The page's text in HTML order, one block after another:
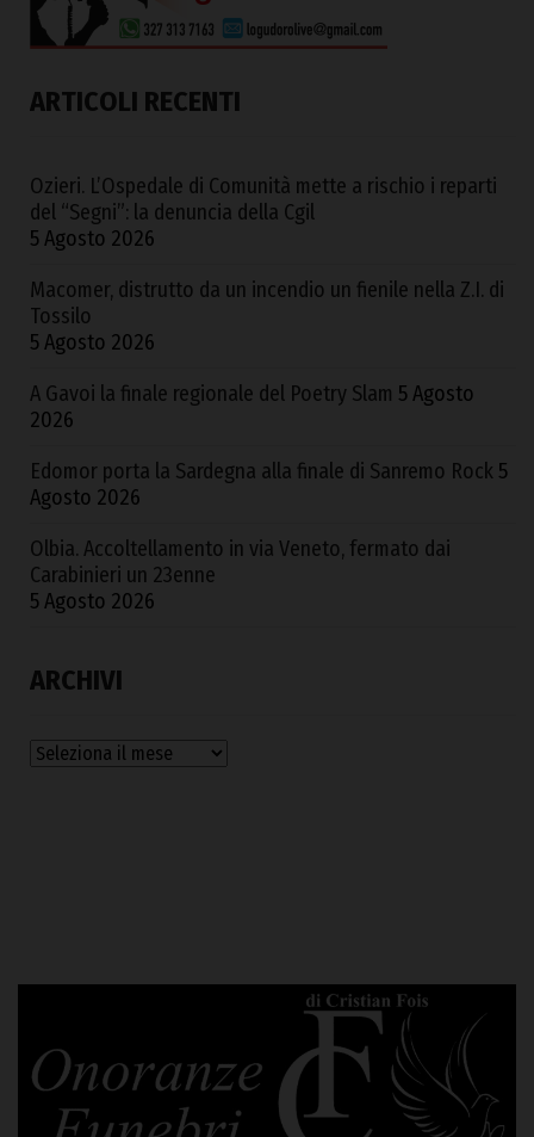
ARTICOLI RECENTI
Ozieri. L’Ospedale di Comunità mette a rischio i reparti
del “Segni”: la denuncia della Cgil
5 Agosto 2026
Macomer, distrutto da un incendio un fienile nella Z.I. di
Tossilo
5 Agosto 2026
A Gavoi la finale regionale del Poetry Slam 5 Agosto
2026
Edomor porta la Sardegna alla finale di Sanremo Rock 5
Agosto 2026
Olbia. Accoltellamento in via Veneto, fermato dai
Carabinieri un 23enne
5 Agosto 2026
ARCHIVI
Archivi